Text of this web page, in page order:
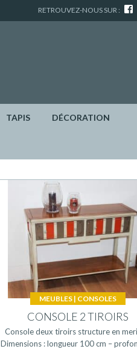
RETROUVEZ-NOUS SUR :
TAPIS DÉCORATION
MEUBLES| CONSOLES
CONSOLE 2 TIROIRS
Console deux tiroirs structure en
Dimensions : longueur 100 cm –